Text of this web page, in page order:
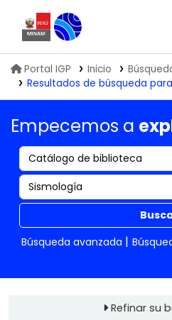
Biblioteca IGP
Portal IGP Inicio
Resultados de búsqueda
Empecemos a
Búsqueda avanzada
Refinar su